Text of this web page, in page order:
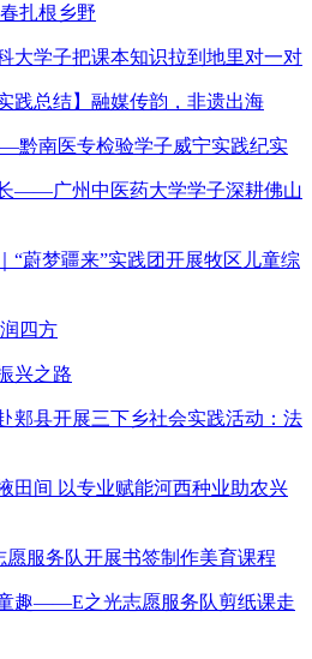
扎根乡野
大学子把课本知识拉到地里对一对
践总结】融媒传韵，非遗出海
黔南医专检验学子威宁实践纪实
——广州中医药大学学子深耕佛山
“蔚梦疆来”实践团开展牧区儿童综
四方
兴之路
郏县开展三下乡社会实践活动：法
田间 以专业赋能河西种业助农兴
服务队开展书签制作美育课程
趣——E之光志愿服务队剪纸课走